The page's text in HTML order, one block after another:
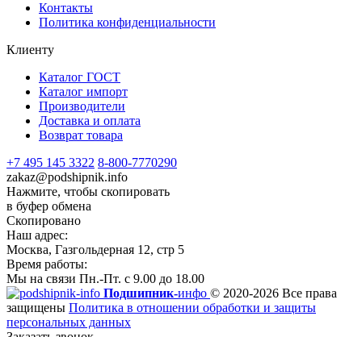
Контакты
Политика конфиденциальности
Клиенту
Каталог ГОСТ
Каталог импорт
Производители
Доставка и оплата
Возврат товара
+7 495 145 3322 8-800-7770290
zakaz@podshipnik.info
Нажмите, чтобы скопировать
в буфер обмена
Скопировано
Наш адрес:
Москва, Газгольдерная 12, стр 5
Время работы:
Мы на связи Пн.-Пт. с 9.00 до 18.00
Подшипник-инфо © 2020-2026 Все права
защищены Политика в отношении обработки и защиты
персональных данных